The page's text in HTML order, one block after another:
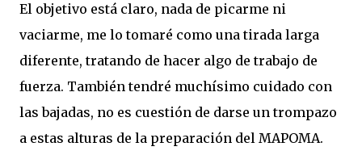
El objetivo está claro, nada de picarme ni
vaciarme, me lo tomaré como una tirada larga
diferente, tratando de hacer algo de trabajo de
fuerza. También tendré muchísimo cuidado con
las bajadas, no es cuestión de darse un trompazo
a estas alturas de la preparación del MAPOMA.